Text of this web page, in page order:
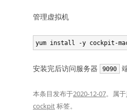
管理虚拟机
安装完后访问服务器 9090
本条目发布于2020-12-07。属于
cockpit标签。